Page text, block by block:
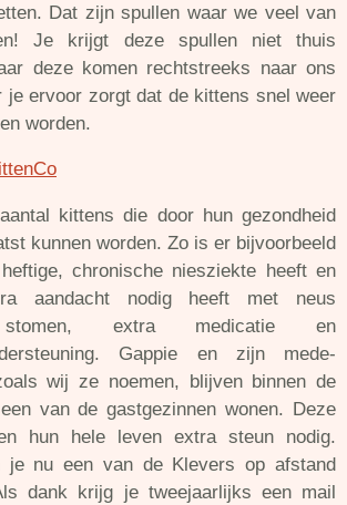
Dat zijn spullen waar we veel van
Je krijgt deze spullen niet thuis
deze komen rechtstreeks naar ons
je ervoor zorgt dat de kittens snel weer
worden.
kittens die door hun gezondheid
kunnen worden. Zo is er bijvoorbeeld
chronische niesziekte heeft en
aandacht nodig heeft met neus
stomen, extra medicatie en
Gappie en zijn mede-
wij ze noemen, blijven binnen de
van de gastgezinnen wonen. Deze
hun hele leven extra steun nodig.
je nu een van de Klevers op afstand
dank krijg je tweejaarlijks een mail